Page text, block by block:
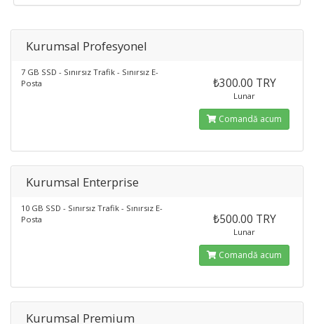
Kurumsal Profesyonel
7 GB SSD - Sınırsız Trafik - Sınırsız E-
Posta
₺300.00 TRY
Lunar
Comandă acum
Kurumsal Enterprise
10 GB SSD - Sınırsız Trafik - Sınırsız E-
Posta
₺500.00 TRY
Lunar
Comandă acum
Kurumsal Premium